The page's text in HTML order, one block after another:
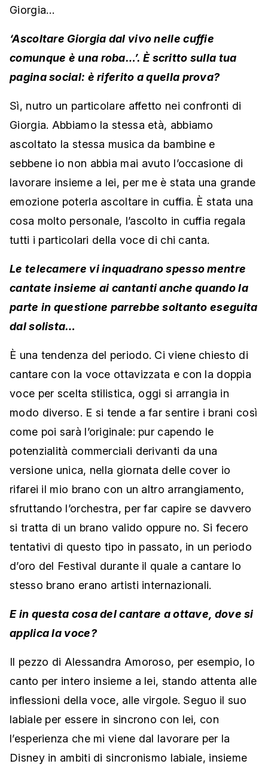
Giorgia…
‘Ascoltare Giorgia dal vivo nelle cuffie
comunque è una roba…’. È scritto sulla tua
pagina social: è riferito a quella prova?
Sì, nutro un particolare affetto nei confronti di
Giorgia. Abbiamo la stessa età, abbiamo
ascoltato la stessa musica da bambine e
sebbene io non abbia mai avuto l’occasione di
lavorare insieme a lei, per me è stata una grande
emozione poterla ascoltare in cuffia. È stata una
cosa molto personale, l’ascolto in cuffia regala
tutti i particolari della voce di chi canta.
Le telecamere vi inquadrano spesso mentre
cantate insieme ai cantanti anche quando la
parte in questione parrebbe soltanto eseguita
dal solista…
È una tendenza del periodo. Ci viene chiesto di
cantare con la voce ottavizzata e con la doppia
voce per scelta stilistica, oggi si arrangia in
modo diverso. E si tende a far sentire i brani così
come poi sarà l’originale: pur capendo le
potenzialità commerciali derivanti da una
versione unica, nella giornata delle cover io
rifarei il mio brano con un altro arrangiamento,
sfruttando l’orchestra, per far capire se davvero
si tratta di un brano valido oppure no. Si fecero
tentativi di questo tipo in passato, in un periodo
d’oro del Festival durante il quale a cantare lo
stesso brano erano artisti internazionali.
E in questa cosa del cantare a ottave, dove si
applica la voce?
Il pezzo di Alessandra Amoroso, per esempio, lo
canto per intero insieme a lei, stando attenta alle
inflessioni della voce, alle virgole. Seguo il suo
labiale per essere in sincrono con lei, con
l’esperienza che mi viene dal lavorare per la
Disney in ambiti di sincronismo labiale, insieme